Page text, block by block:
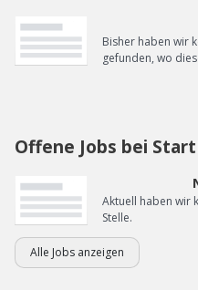
Bisher haben wir
gefunden, wo
Offene Jobs bei
Aktuell haben wir
Stelle.
Alle Jobs anzeigen